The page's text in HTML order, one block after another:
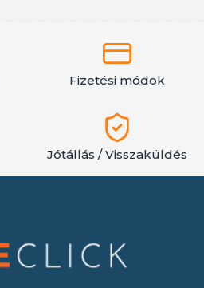
Fizetési módok
Jótállás / Visszaküldés